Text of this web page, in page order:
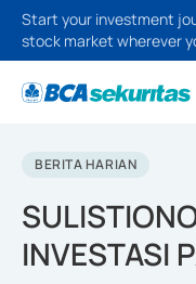
Start your investment
stock market wherever
BERITA HARIAN
INVESTASI